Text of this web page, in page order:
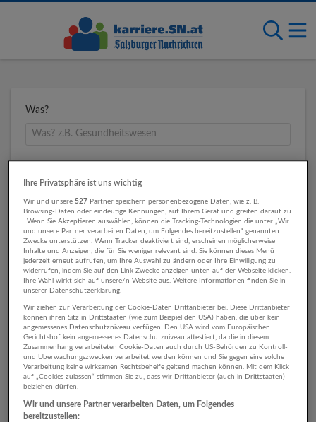
Was?
Umkreis
1 Pflege, Gesundheit, Soziales
Sozialwesen Unternehmen
Ihre Privatsphäre ist uns wichtig
Wir und unsere527 Partner speichern personenbezogene Daten, wie z. B.
Browsing-Daten oder eindeutige Kennungen, auf Ihrem Gerät und greifen darauf zu
. Wenn Sie Akzeptieren auswählen, können die Tracking-Technologien die unter „Wir
und unsere Partner verarbeiten Daten, um Folgendes bereitzustellen“ genannten
Zwecke unterstützen. Wenn Tracker deaktiviert sind, erscheinen möglicherweise
Inhalte und Anzeigen, die für Sie weniger relevant sind. Sie können dieses Menü
jederzeit erneut aufrufen, um Ihre Auswahl zu ändern oder Ihre Einwilligung zu
widerrufen, indem Sie auf den Link Zwecke anzeigen unten auf der Webseite klicken.
Ihre Wahl wirkt sich auf unsere/n Website aus. Weitere Informationen finden Sie in
unserer Datenschutzerklärung.
Wir ziehen zur Verarbeitung der Cookie-Daten Drittanbieter bei. Diese Drittanbieter
können ihren Sitz in Drittstaaten (wie zum Beispiel den USA) haben, die über kein
angemessenes Datenschutzniveau verfügen. Den USA wird vom Europäischen
Gerichtshof kein angemessenes Datenschutzniveau attestiert, da die in diesem
Zusammenhang verarbeiteten Cookie-Daten auch durch US-Behörden zu Kontroll-
und Überwachungszwecken verarbeitet werden können und Sie gegen eine solche
Verarbeitung keine wirksamen Rechtsbehelfe geltend machen können. Mit dem Klick
auf „Cookies zulassen“ stimmen Sie zu, dass wir Drittanbieter (auch in Drittstaaten)
beiziehen dürfen.
Wir und unsere Partner verarbeiten Daten, um Folgendes
bereitzustellen: